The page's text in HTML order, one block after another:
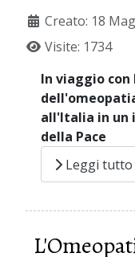
Creato: 18
Visite: 1734
In viaggio
all'Italia in un
della Pace
Leggi